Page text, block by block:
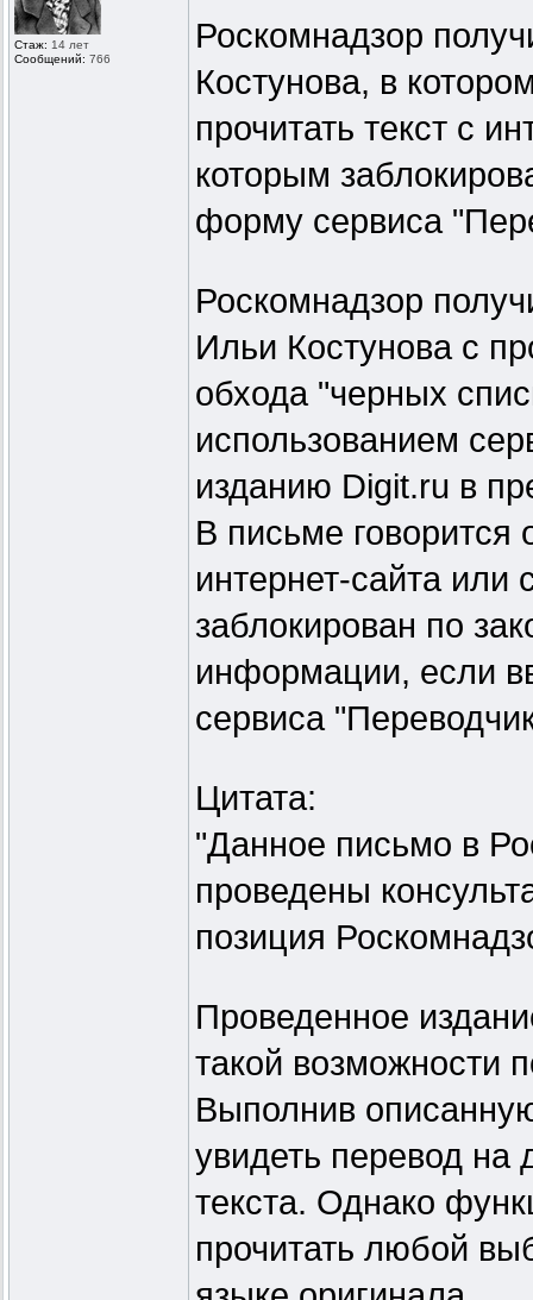
Стаж: 14 лет
Сообщений: 766
Роскомнадзор
Костунова, в
прочитать текст с
которым
форму сервиса
Роскомнадзор
Ильи Костунова с
обхода "черных
использованием
изданию Digit.ru в
В письме говорится
интернет-сайта или
заблокирован по
информации, если
сервиса
Цитата:
"Данное письмо в
проведены
позиция
Проведенное
такой возможности
Выполнив
увидеть перевод на
текста. Однако
прочитать любой